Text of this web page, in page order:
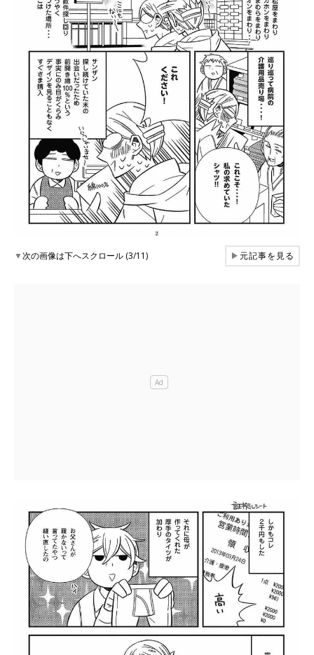
▼次の画像は下へスクロール (3/11) ▶元記事を見る